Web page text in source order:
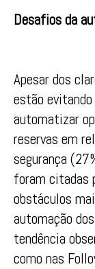
Desafios da
Apesar dos
estão
automatizar
reservas em
segurança
foram citadas
obstáculos
automação
tendência
como nas